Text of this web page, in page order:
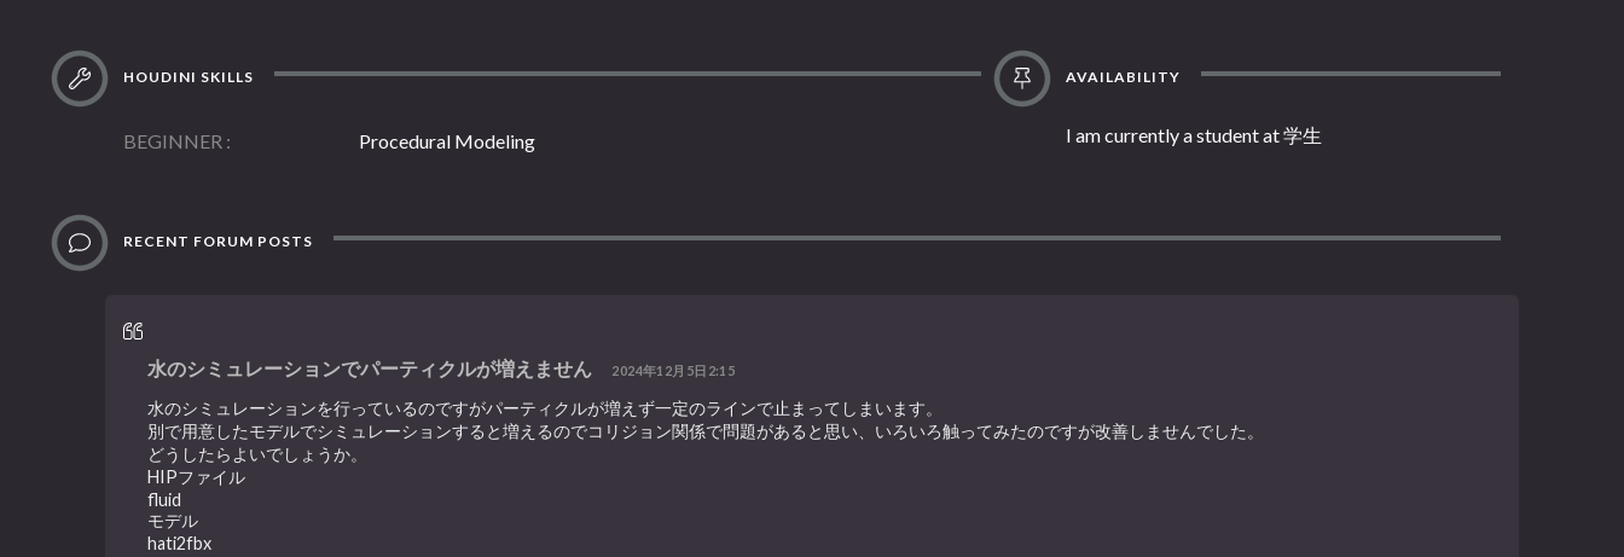
HOUDINI SKILLS
BEGINNER Procedural Modeling
AVAILABILITY
I am currently a student at 学生
RECENT FORUM POSTS
水のシミュレーションでパーティクルが増えません 2024年12月5日2:15
水のシミュレーションを行っているのですがパーティクルが増えず一定のラインで止まってしまいます。
別で用意したモデルでシミュレーションすると増えるのでコリジョン関係で問題があると思い、いろいろ触ってみたのですが改善しませんでした。
どうしたらよいでしょうか。
HIPファイル
fluid
モデル
hati2fbx